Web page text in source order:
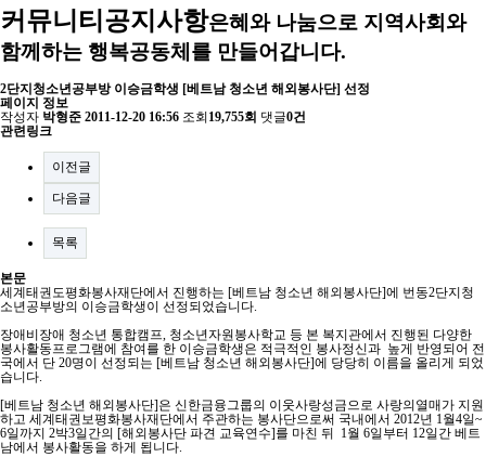
커뮤니티 공지사항은혜와 나눔으로 지역사회와
함께하는 행복공동체를 만들어갑니다.
2단지청소년공부방 이승금학생 [베트남 청소년 해외봉사단] 선정
페이지 정보
작성자 박형준 2011-12-20 16:56 조회 19,755회 댓글0건
관련링크
이전글
다음글
목록
본문
세계태권도평화봉사재단에서 진행하는 [베트남 청소년 해외봉사단]에 번동2단지청
소년공부방의 이승금학생이 선정되었습니다.
장애비장애 청소년 통합캠프, 청소년자원봉사학교 등 본 복지관에서 진행된 다양한
봉사활동프로그램에 참여를 한 이승금학생은 적극적인 봉사정신과 높게 반영되어 전
국에서 단 20명이 선정되는 [베트남 청소년 해외봉사단]에 당당히 이름을 올리게 되었
습니다.
[베트남 청소년 해외봉사단]은 신한금융그룹의 이웃사랑성금으로 사랑의열매가 지원
하고 세계태권보평화봉사재단에서 주관하는 봉사단으로써 국내에서 2012년 1월4일~
6일까지 2박3일간의 [해외봉사단 파견 교육연수]를 마친 뒤 1월 6일부터 12일간 베트
남에서 봉사활동을 하게 됩니다.